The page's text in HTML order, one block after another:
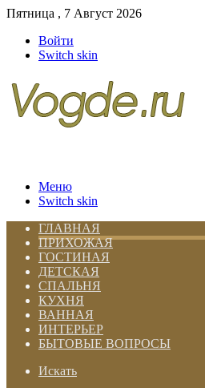
Пятница , 7 Август 2026
Войти
Switch skin
Меню
Switch skin
ГЛАВНАЯ
ПРИХОЖАЯ
ГОСТИНАЯ
ДЕТСКАЯ
СПАЛЬНЯ
КУХНЯ
ВАННАЯ
ИНТЕРЬЕР
БЫТОВЫЕ ВОПРОСЫ
Искать